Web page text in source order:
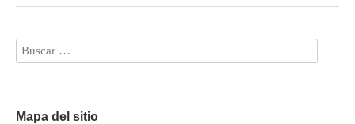
Mapa del sitio